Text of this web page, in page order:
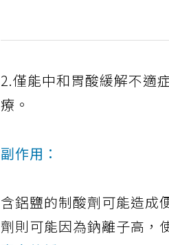
2.僅能中和胃酸緩解不適
療。
副作用：
含鋁鹽的制酸劑可能造成
劑則可能因為鈉離子高，